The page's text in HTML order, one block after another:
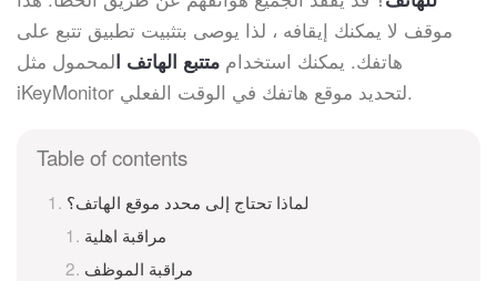
موقف لا يمكنك إيقافه ، لذا يوصى بتثبيت تطبيق تتبع على
هاتفك. يمكنك استخدام متتبع الهاتف المحمول مثل
iKeyMonitor لتحديد موقع هاتفك في الوقت الفعلي.
Table of contents
لماذا تحتاج إلى محدد موقع الهاتف؟
مراقبة اهلية
مراقبة الموظف